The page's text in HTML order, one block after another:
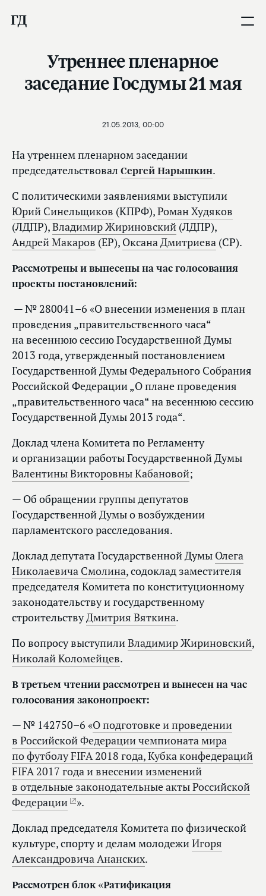
Утреннее пленарное
заседание Госдумы 21 мая
21.05.2013, 00:00
На утреннем пленарном заседании
председательствовал Сергей Нарышкин.
С политическими заявлениями выступили
Юрий Синельщиков (КПРФ),Роман Худяков
(ЛДПР),Владимир Жириновский (ЛДПР),
Андрей Макаров (ЕР), Оксана Дмитриева (СР).
Рассмотрены и вынесены на час голосования
проекты постановлений:
— № 280041–6 «О внесении изменения в план
проведения „правительственного часа“
на весеннюю сессию Государственной Думы
2013 года, утвержденный постановлением
Государственной Думы Федерального Собрания
Российской Федерации „О плане проведения
„правительственного часа“ на весеннюю сессию
Государственной Думы 2013 года“.
Доклад члена Комитета по Регламенту
и организации работы Государственной Думы
Валентины Викторовны Кабановой;
— Об обращении группы депутатов
Государственной Думы о возбуждении
парламентского расследования.
Доклад депутата Государственной Думы Олега
Николаевича Смолина, содоклад заместителя
председателя Комитета по конституционному
законодательству и государственному
строительствуДмитрия Вяткина.
По вопросу выступилиВладимир Жириновский,
Николай Коломейцев.
В третьем чтении рассмотрен и вынесен на час
голосования законопроект:
— № 142750–6 «О подготовке и проведении
в Российской Федерации чемпионата мира
по футболу FIFA 2018 года, Кубка конфедераций
FIFA 2017 года и внесении изменений
в отдельные законодательные акты Российской
Федерации
».
Доклад председателя Комитета по физической
культуре, спорту и делам молодежиИгоря
Александровича Ананских.
Рассмотрен блок «Ратификация